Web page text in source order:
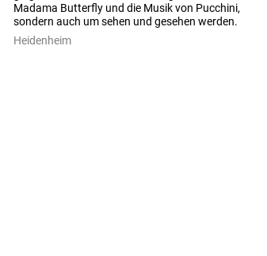
Madama Butterfly und die Musik von Pucchini,
sondern auch um sehen und gesehen werden.
Heidenheim